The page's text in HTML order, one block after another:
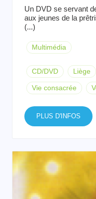
Un DVD se servant
aux jeunes de la
(...)
Multimédia
CD/DVD Liège
Vie consacrée
PLUS D'INFOS